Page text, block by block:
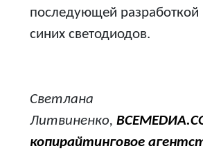
последующей разработкой
синих светодиодов.
Светлана
Литвиненко,
копирайтинговое